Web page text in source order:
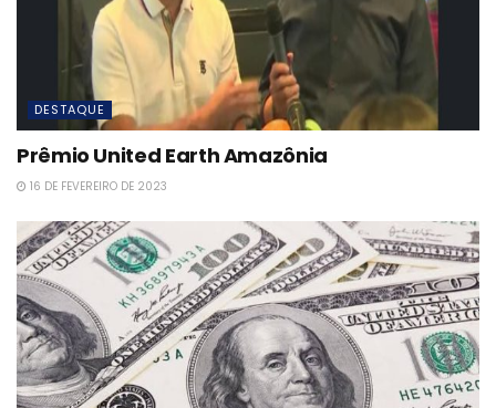
DESTAQUE
Prêmio United Earth Amazônia
16 DE FEVEREIRO DE 2023